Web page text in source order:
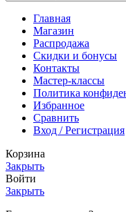
Главная
Магазин
Распродажа
Cкидки и бонусы
Контакты
Мастер-классы
Политика
Избранное
Сравнить
Вход / Регистрация
Корзина
Закрыть
Войти
Закрыть